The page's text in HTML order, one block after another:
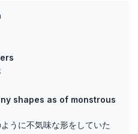
shapes as of monstrous
うに不気味な形をしていた